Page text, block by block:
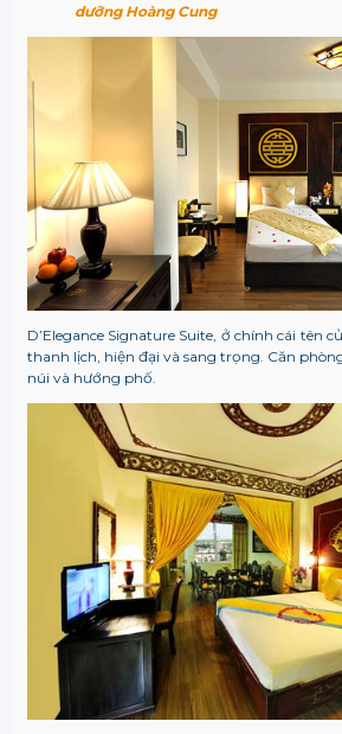
dưỡng Hoàng Cung
D’Elegance Signature Suite, ở chính cái tên
thanh lịch, hiện đại và sang trọng. Căn
núi và hướng phố.